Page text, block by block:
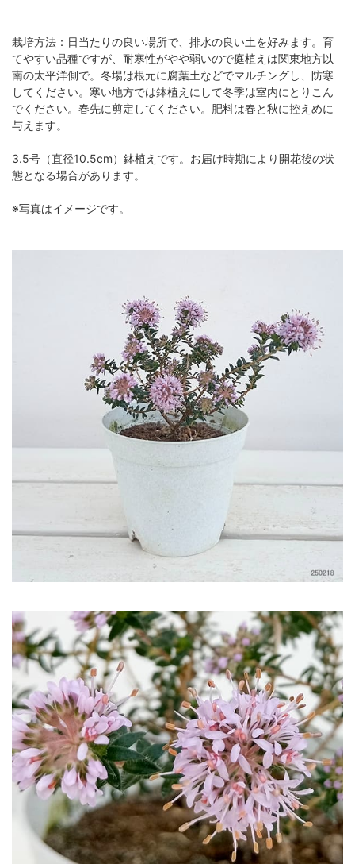
栽培方法：日当たりの良い場所で、排水の良い土を好みます。育
てやすい品種ですが、耐寒性がやや弱いので庭植えは関東地方以
南の太平洋側で。冬場は根元に腐葉土などでマルチングし、防寒
してください。寒い地方では鉢植えにして冬季は室内にとりこん
でください。春先に剪定してください。肥料は春と秋に控えめに
与えます。
3.5号（直径10.5cm）鉢植えです。お届け時期により開花後の状
態となる場合があります。
※写真はイメージです。